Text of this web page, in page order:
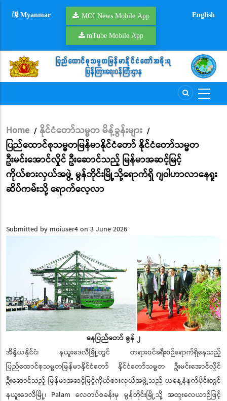
Myanmar MOI News Mobile App
mTube Mobile App
English
Breadcrumb
Home / နိုင်ငံတော်သမ္မတ မိန့်ခွန်းများ /
ပြည်ထောင်စုသမ္မတမြန်မာနိုင်ငံတော် နိုင်ငံတော်သမ္မတ
ဦးမင်းအောင်လှိုင် ဦးဆောင်သည့် မြန်မာအဆင့်မြင့်
ကိုယ်စားလှယ်အဖွဲ့ မွန်ဘိုင်းမြို့သို့ရောက်ရှိ ဂျဝါဟာလာနေရူး
ဆိပ်ကမ်းသို့ ရောက်လေ့လာ
Submitted by moiuser4on 3 June 2026
နေပြည်တော် ဇွန် ၂
အိန္ဒိယနိုင်ငံ၊ နယူးဒေလီမြို့တွင် တရားဝင်ခရီးစဉ်ရောက်ရှိနေသည့်
ပြည်ထောင်စုသမ္မတမြန်မာနိုင်ငံတော် နိုင်ငံတော်သမ္မတ ဦးမင်းအောင်လှိုင်
ဦးဆောင်သည့် မြန်မာအဆင့်မြင့်ကိုယ်စားလှယ်အဖွဲ့သည် ယနေ့နံနက်ပိုင်းတွင်
နယူးဒေလီမြို့၊ Palam လေတပ်စခန်းမှ မွန်ဘိုင်းမြို့သို့ အထူးလေယာဉ်ဖြင့်